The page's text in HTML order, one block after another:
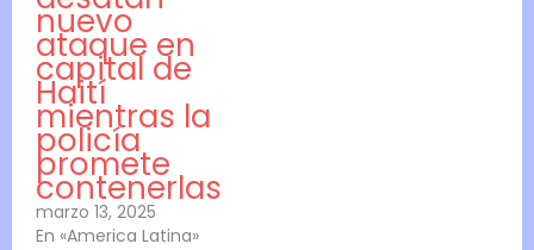
nuevo
ataque en
capital de
Haití
mientras la
policía
promete
contenerlas
marzo 13, 2025
En «America Latina»